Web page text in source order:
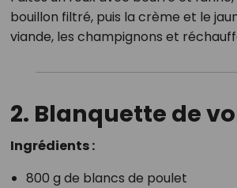
bouillon filtré, puis la crème et le
viande, les champignons et
2. Blanquette de
Ingrédients :
800 g de blancs de poulet